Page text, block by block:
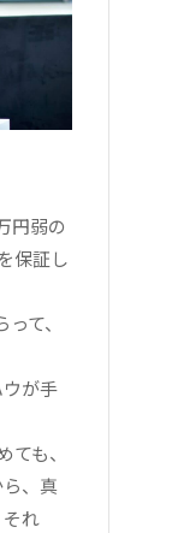
円弱の
保証し
て、
が手
も、
、真
れ